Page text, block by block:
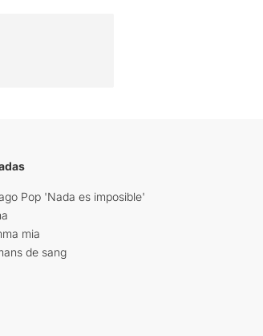
Pop 'Nada es imposible'
mia
de sang